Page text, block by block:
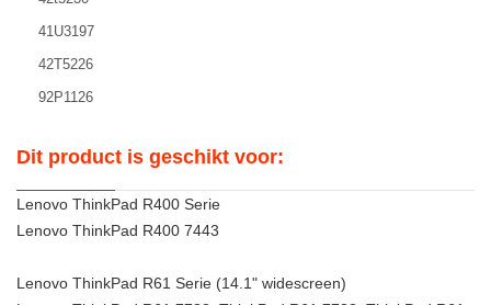
41U3197
42T5226
92P1126
Dit product is geschikt voor:
Lenovo ThinkPad R400 Serie
Lenovo ThinkPad R400 7443
Lenovo ThinkPad R61 Serie (14.1" widescreen)